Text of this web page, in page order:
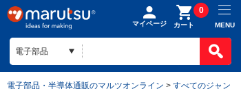
マイページ カート
0
MENU
電子部品・半導体通販のマルツオンライン > すべてのジャン